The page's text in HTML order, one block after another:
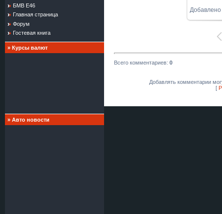
БМВ Е46
Главная страница
Форум
Гостевая книга
» Курсы валют
» Авто новости
Добавлено
Всего комментариев: 0
Добавлять комментарии
[